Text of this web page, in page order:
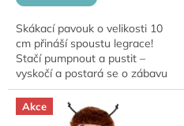
Skákací pavouk o velikosti 10
cm přináší spoustu legrace!
Stačí pumpnout a pustit –
vyskočí a postará se o zábavu
i překvapení. Dostupný v 10
barevných variantách. ...
Akce